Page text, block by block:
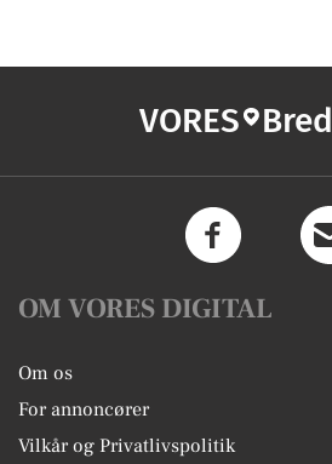
VORES
OM VORES DIGITAL
Om os
For annoncører
Vilkår og Privatlivspolitik